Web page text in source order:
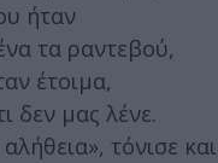
ήταν
τα ραντεβού,
έτοιμα,
δεν μας λένε.
τόνισε και